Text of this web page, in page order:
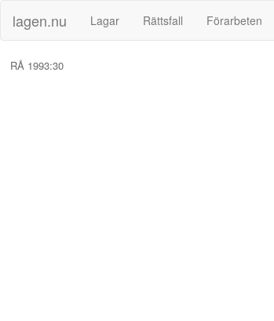
lagen.nu Lagar Rättsfall Förarbeten
RÅ 1993:30